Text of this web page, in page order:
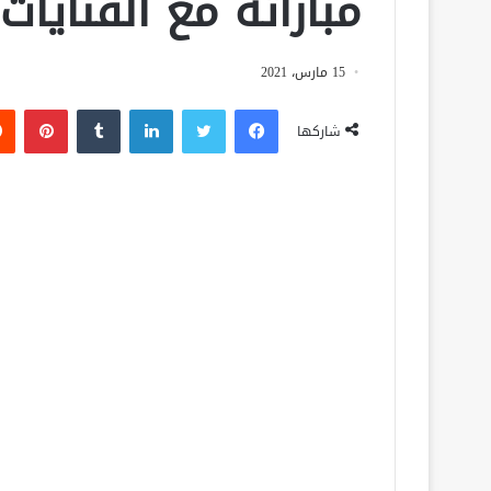
15 مارس، 2021
شاركها
فيسبوك لينكدإن بينتيريست